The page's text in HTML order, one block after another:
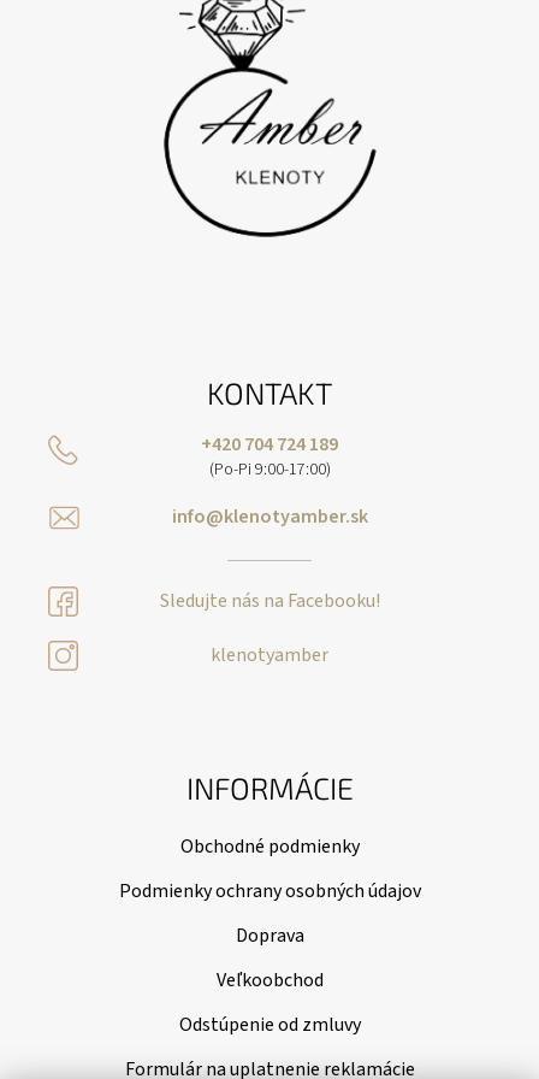
KONTAKT
+420 704 724 189
(Po-Pi 9:00-17:00)
info@klenotyamber.sk
Sledujte nás na Facebooku!
klenotyamber
INFORMÁCIE
Obchodné podmienky
Podmienky ochrany osobných údajov
Doprava
Veľkoobchod
Odstúpenie od zmluvy
Formulár na uplatnenie reklamácie